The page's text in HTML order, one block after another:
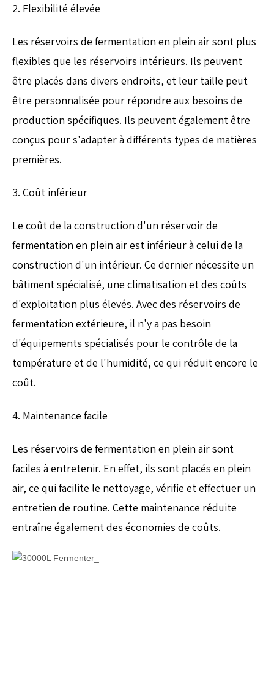
2. Flexibilité élevée
Les réservoirs de fermentation en plein air sont plus
flexibles que les réservoirs intérieurs. Ils peuvent
être placés dans divers endroits, et leur taille peut
être personnalisée pour répondre aux besoins de
production spécifiques. Ils peuvent également être
conçus pour s'adapter à différents types de matières
premières.
3. Coût inférieur
Le coût de la construction d'un réservoir de
fermentation en plein air est inférieur à celui de la
construction d'un intérieur. Ce dernier nécessite un
bâtiment spécialisé, une climatisation et des coûts
d'exploitation plus élevés. Avec des réservoirs de
fermentation extérieure, il n'y a pas besoin
d'équipements spécialisés pour le contrôle de la
température et de l'humidité, ce qui réduit encore le
coût.
4. Maintenance facile
Les réservoirs de fermentation en plein air sont
faciles à entretenir. En effet, ils sont placés en plein
air, ce qui facilite le nettoyage, vérifie et effectuer un
entretien de routine. Cette maintenance réduite
entraîne également des économies de coûts.